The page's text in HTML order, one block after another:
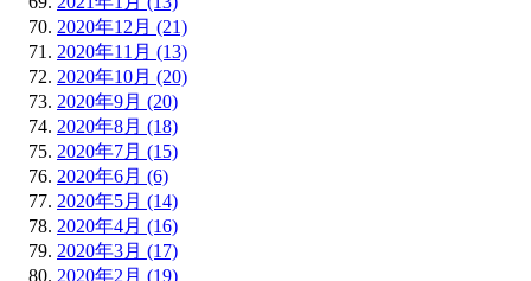
2020年12月 (21)
2020年11月 (13)
2020年10月 (20)
2020年9月 (20)
2020年8月 (18)
2020年7月 (15)
2020年6月 (6)
2020年5月 (14)
2020年4月 (16)
2020年3月 (17)
2020年2月 (19)